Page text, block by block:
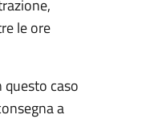
le ore
caso
a